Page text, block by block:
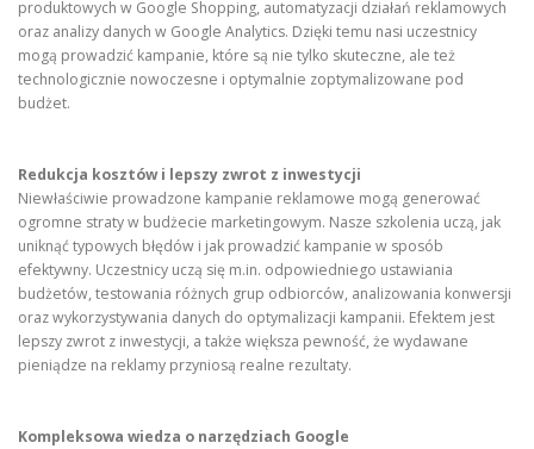
produktowych w Google Shopping, automatyzacji działań reklamowych
oraz analizy danych w Google Analytics. Dzięki temu nasi uczestnicy
mogą prowadzić kampanie, które są nie tylko skuteczne, ale też
technologicznie nowoczesne i optymalnie zoptymalizowane pod
budżet.
Redukcja kosztów i lepszy zwrot z inwestycji
Niewłaściwie prowadzone kampanie reklamowe mogą generować
ogromne straty w budżecie marketingowym. Nasze szkolenia uczą, jak
uniknąć typowych błędów i jak prowadzić kampanie w sposób
efektywny. Uczestnicy uczą się m.in. odpowiedniego ustawiania
budżetów, testowania różnych grup odbiorców, analizowania konwersji
oraz wykorzystywania danych do optymalizacji kampanii. Efektem jest
lepszy zwrot z inwestycji, a także większa pewność, że wydawane
pieniądze na reklamy przyniosą realne rezultaty.
Kompleksowa wiedza o narzędziach Google